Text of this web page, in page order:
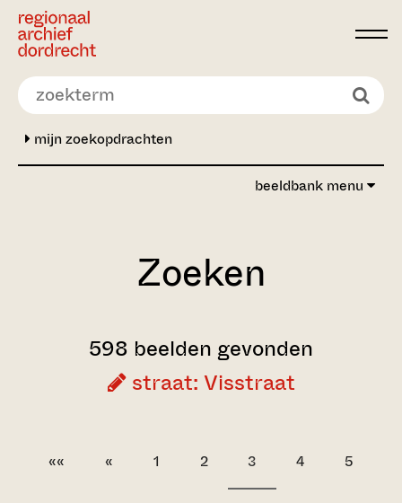
Ga direct naar de inhoud
mijn zoekopdrachten
beeldbank menu
Zoeken
598 beelden gevonden
straat: Visstraat
«« « 1 2 3 4 5